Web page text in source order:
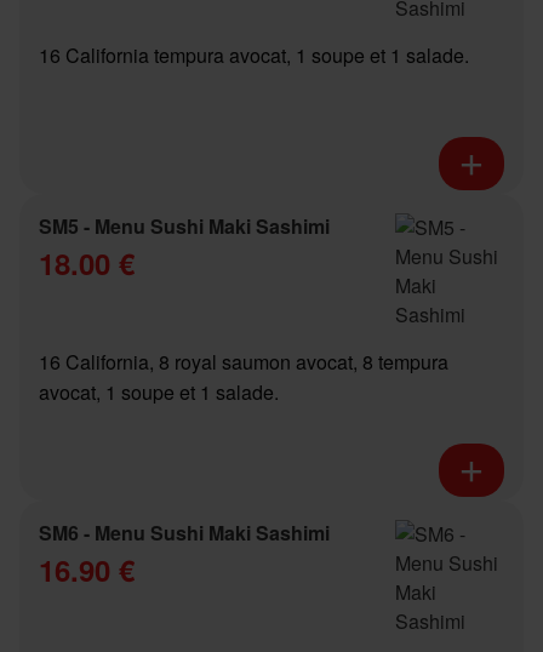
16 California tempura avocat, 1 soupe et 1 salade.
SM5 - Menu Sushi Maki Sashimi
18.00 €
16 California, 8 royal saumon avocat, 8 tempura
avocat, 1 soupe et 1 salade.
SM6 - Menu Sushi Maki Sashimi
16.90 €